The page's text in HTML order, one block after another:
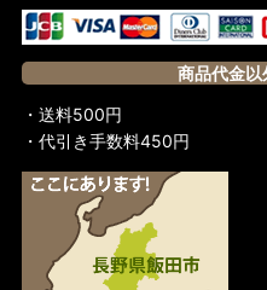
商品代金
・送料500円
・代引き手数料450円